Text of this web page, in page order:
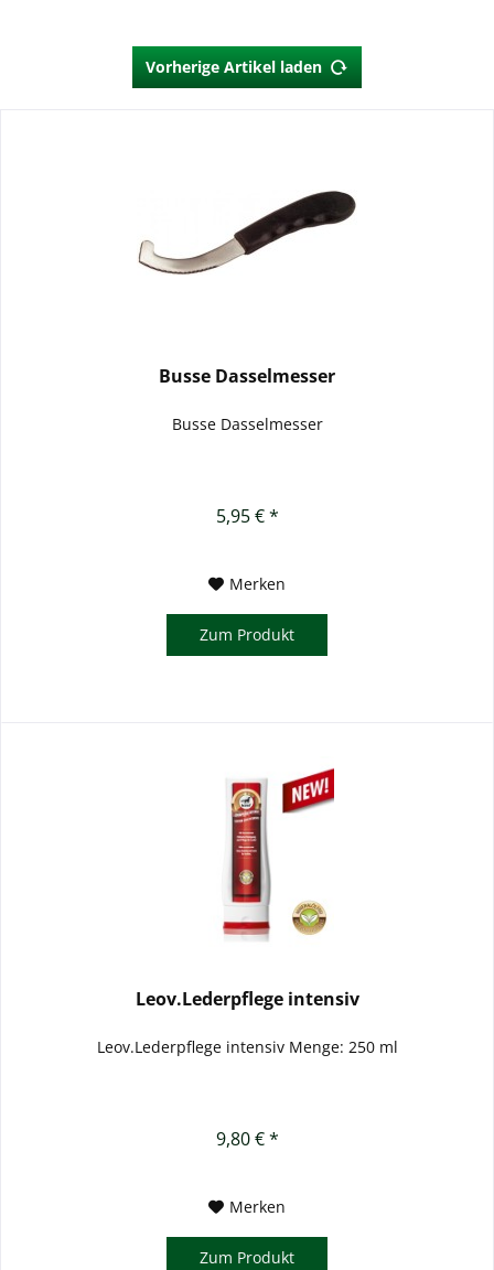
Vorherige Artikel laden
Busse Dasselmesser
Busse Dasselmesser
5,95 € *
Merken
Zum Produkt
Leov.Lederpflege intensiv
Leov.Lederpflege intensiv Menge: 250 ml
9,80 € *
Merken
Zum Produkt